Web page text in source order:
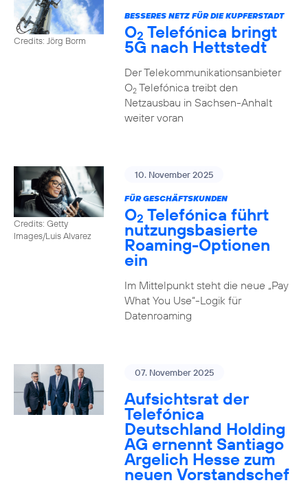
Credits: Jörg Borm
BESSERES NETZ FÜR DIE KUPFERSTADT
O2 Telefónica bringt
5G nach Hettstedt
Der Telekommunikationsanbieter
O2Telefónica treibt den
Netzausbau in Sachsen-Anhalt
weiter voran
Credits: Getty
Images/Luis Alvarez
10. November 2025
FÜR GESCHÄFTSKUNDEN
O2 Telefónica führt
nutzungs­basierte
Roaming-Optionen
ein
Im Mittelpunkt steht die neue „Pay
What You Use“-Logik für
Datenroaming
07. November 2025
Aufsichtsrat der
Telefónica
Deutschland Holding
AG ernennt Santiago
Argelich Hesse zum
neuen Vorstandschef